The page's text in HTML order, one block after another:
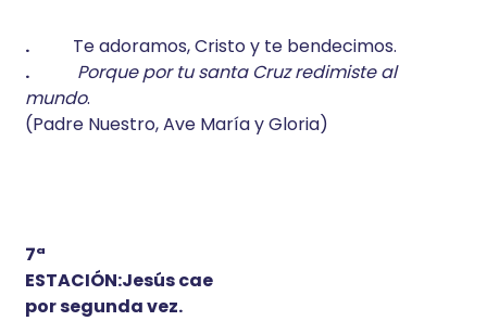
. Te adoramos, Cristo y te bendecimos.
.
Porque por tu santa Cruz redimiste al
mundo.
(Padre Nuestro, Ave María y Gloria)
7ª
ESTACIÓN:Jesús cae
por segunda vez.